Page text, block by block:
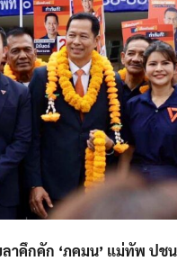
าคึกคัก ‘ภคมน’ แม่ทัพ ปช